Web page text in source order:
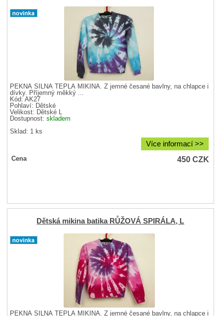
PĚKNÁ SILNÁ TEPLÁ MIKINA. Z jemné česané bavlny, na chlapce i
dívky. Příjemný měkký ...
Kód: AK27
Pohlaví: Dětské
Velikost: Dětské L
Dostupnost:skladem
Sklad: 1 ks
Více informací >>
Cena 450CZK
Dětská mikina batika RŮŽOVÁ SPIRÁLA, L
PĚKNÁ SILNÁ TEPLÁ MIKINA. Z jemné česané bavlny, na chlapce i